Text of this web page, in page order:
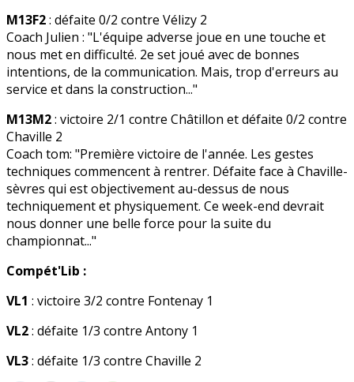
M13F2: défaite 0/2 contre Vélizy 2
Coach Julien : "L'équipe adverse joue en une touche et
nous met en difficulté. 2e set joué avec de bonnes
intentions, de la communication. Mais, trop d'erreurs au
service et dans la construction..."
M13M2: victoire 2/1 contre Châtillon et défaite 0/2 contre
Chaville 2
Coach tom: "Première victoire de l'année. Les gestes
techniques commencent à rentrer. Défaite face à Chaville-
sèvres qui est objectivement au-dessus de nous
techniquement et physiquement. Ce week-end devrait
nous donner une belle force pour la suite du
championnat..."
Compét'Lib :
VL1 : victoire 3/2 contre Fontenay 1
VL2: défaite 1/3 contre Antony 1
VL3: défaite 1/3 contre Chaville 2